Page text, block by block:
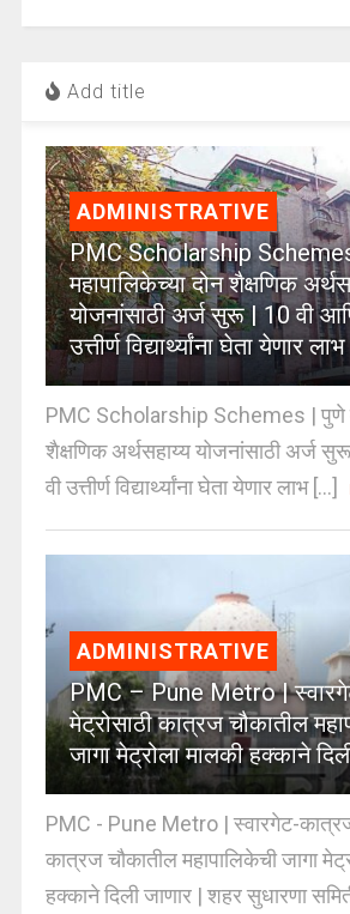
Add title
ADMINISTRATIVE
PMC Scholarship
महापालिकेच्या दोन शैक्षणिक
योजनांसाठी अर्ज सुरू | 10 वी
उत्तीर्ण विद्यार्थ्यांना घेता येणार लाभ
PMC Scholarship Schemes | पुणे
शैक्षणिक अर्थसहाय्य योजनांसाठी अर्ज
वी उत्तीर्ण विद्यार्थ्यांना घेता येणार लाभ [...]
ADMINISTRATIVE
PMC – Pune Metro |
मेट्रोसाठी कात्रज चौकातील
जागा मेट्रोला मालकी हक्काने
PMC - Pune Metro | स्वारगेट-
कात्रज चौकातील महापालिकेची जागा
हक्काने दिली जाणार | शहर सुधारणा